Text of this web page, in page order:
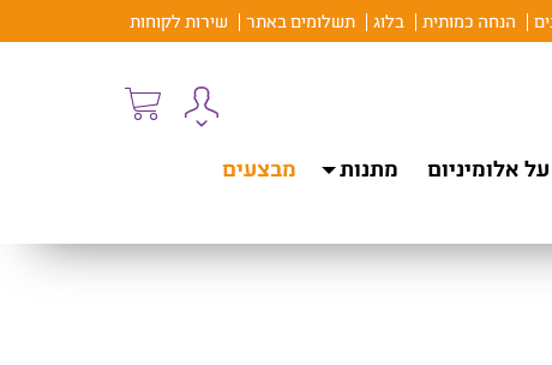
הנחה כמותית בלוג תשלומים באתר שירות לקוחות
אלומיניום מתנות
מבצעים